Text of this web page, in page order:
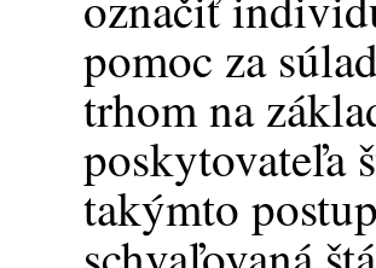
pomoc za
trhom na
poskytovateľa
takýmto